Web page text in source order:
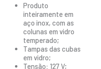
Produto
inteiramente em
aço inox, com as
colunas em vidro
temperado;
Tampas das cubas
em vidro;
Tensão: 127 V;